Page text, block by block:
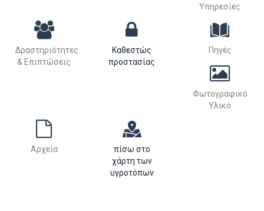
Υπηρεσίες
Δραστηριότητες
& Επιπτώσεις
Καθεστώς
προστασίας
Πηγές
Φωτογραφικό
Υλικό
Αρχεία
πίσω στο
χάρτη των
υγροτόπων